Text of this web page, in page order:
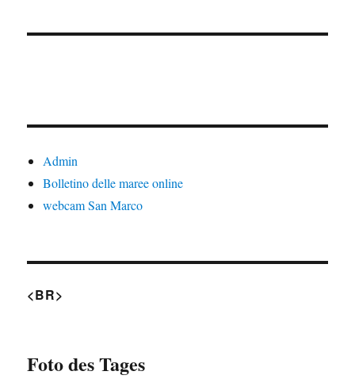
Admin
Bolletino delle maree online
webcam San Marco
<BR>
Foto des Tages